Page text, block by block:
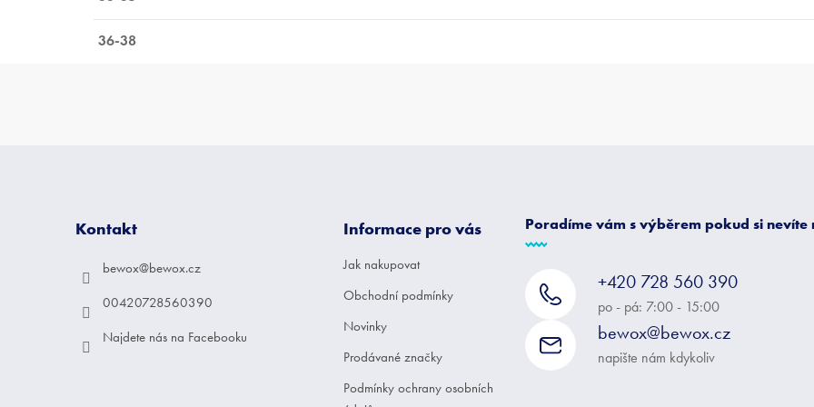
36-38
Kontakt
bewox@bewox.cz
00420728560390
Najdete nás na Facebooku
Informace pro vás
Jak nakupovat
Obchodní podmínky
Novinky
Prodávané značky
Podmínky ochrany osobních
Poradíme vám s výběrem pokud si nevíte
+420 728 560 390
po - pá: 7:00 - 15:00
bewox@bewox.cz
napište nám kdykoliv